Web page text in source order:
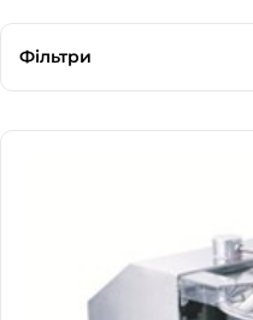
Фільтри
В наявності